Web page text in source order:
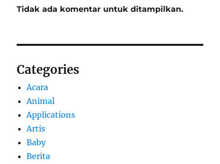
Tidak ada komentar untuk ditampilkan.
Categories
Acara
Animal
Applications
Artis
Baby
Berita